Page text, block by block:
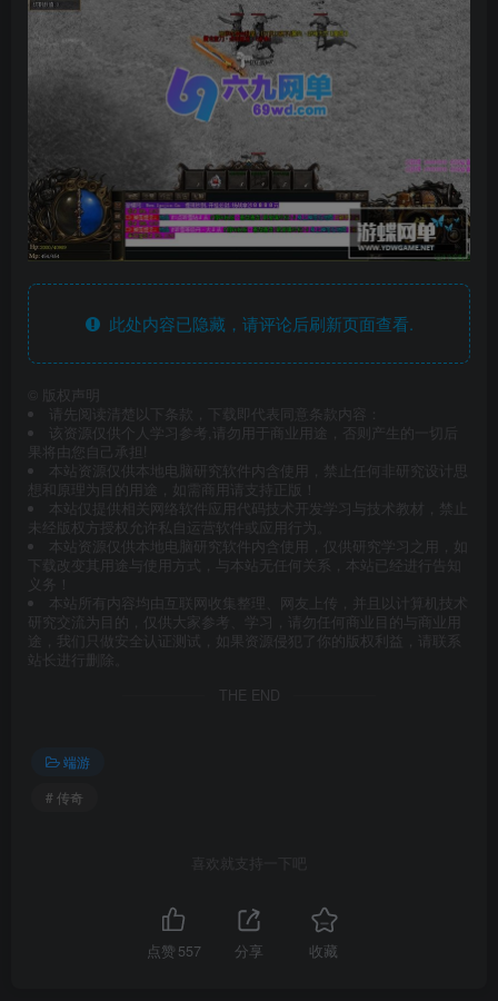
此处内容已隐藏，请评论后刷新页面查看.
版权声明
请先阅读清楚以下条款，下载即代表同意条款内容：
该资源仅供个人学习参考,请勿用于商业用途，否则产生的一切后
果将由您自己承担!
本站资源仅供本地电脑研究软件内含使用，禁止任何非研究设计思
想和原理为目的用途，如需商用请支持正版！
本站仅提供相关网络软件应用代码技术开发学习与技术教材，禁止
未经版权方授权允许私自运营软件或应用行为。
本站资源仅供本地电脑研究软件内含使用，仅供研究学习之用，如
下载改变其用途与使用方式，与本站无任何关系，本站已经进行告知
义务！
本站所有内容均由互联网收集整理、网友上传，并且以计算机技术
研究交流为目的，仅供大家参考、学习，请勿任何商业目的与商业用
途，我们只做安全认证测试，如果资源侵犯了你的版权利益，请联系
站长进行删除。
THE END
端游
# 传奇
喜欢就支持一下吧
点赞 557 分享 收藏